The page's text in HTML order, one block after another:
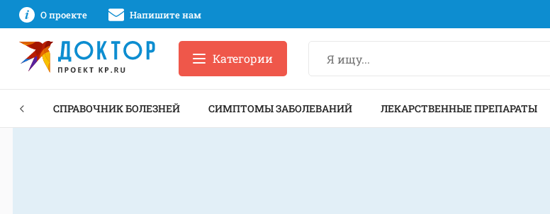
О проекте Напишите нам
Категории
СПРАВОЧНИК БОЛЕЗНЕЙ СИМПТОМЫ ЗАБОЛЕВАНИЙ ЛЕКАРСТВЕННЫЕ ПРЕПАРАТЫ